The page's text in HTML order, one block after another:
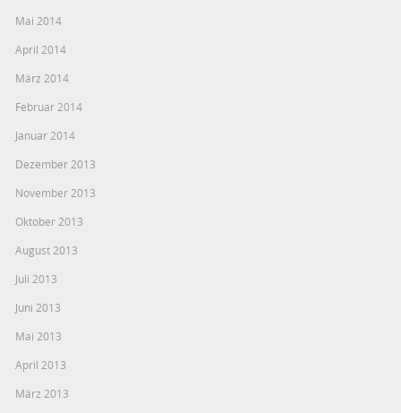
Mai 2014
April 2014
März 2014
Februar 2014
Januar 2014
Dezember 2013
November 2013
Oktober 2013
August 2013
Juli 2013
Juni 2013
Mai 2013
April 2013
März 2013